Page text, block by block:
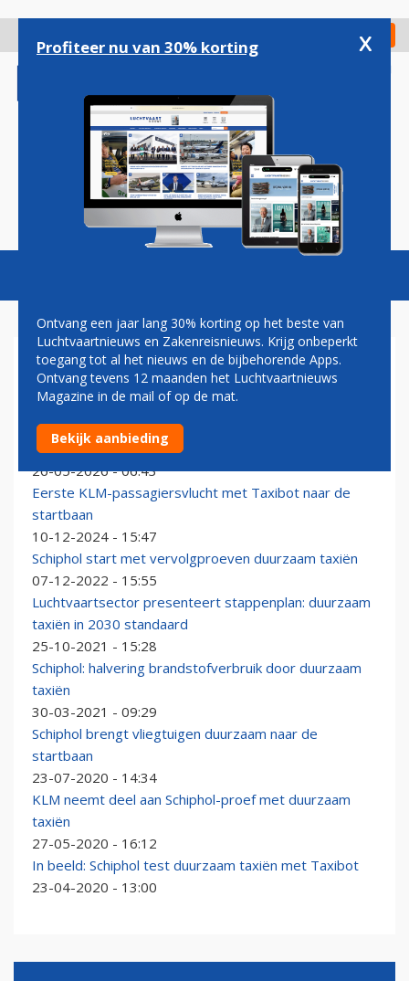
gaan
Check in
Magazine Podcasts Vacatures
TAXIBOT
Eerste van zo’n dertig elektrische Taxibots op Schiphol
in gebruik genomen
26-05-2026 - 06:43
Eerste KLM-passagiersvlucht met Taxibot naar de
startbaan
10-12-2024 - 15:47
Schiphol start met vervolgproeven duurzaam taxiën
07-12-2022 - 15:55
Luchtvaartsector presenteert stappenplan: duurzaam
taxiën in 2030 standaard
25-10-2021 - 15:28
Schiphol: halvering brandstofverbruik door duurzaam
taxiën
30-03-2021 - 09:29
Schiphol brengt vliegtuigen duurzaam naar de
startbaan
23-07-2020 - 14:34
KLM neemt deel aan Schiphol-proef met duurzaam
taxiën
27-05-2020 - 16:12
In beeld: Schiphol test duurzaam taxiën met Taxibot
23-04-2020 - 13:00
Profiteer nu van 30% korting x
Ontvang een jaar lang 30% korting op het beste van
Luchtvaartnieuws en Zakenreisnieuws. Krijg onbeperkt
toegang tot al het nieuws en de bijbehorende Apps.
Ontvang tevens 12 maanden het Luchtvaartnieuws
Magazine in de mail of op de mat.
Bekijk aanbieding